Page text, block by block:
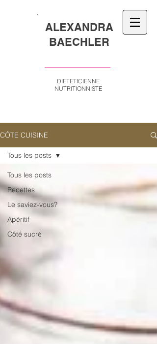
ALEXANDRA
BAECHLER
DIETETICIENNE
NUTRITIONNISTE
CÔTE CUISINE
Tous les posts
Recettes
Le saviez-vous?
Apéritif
Côté sucré
Tous les posts